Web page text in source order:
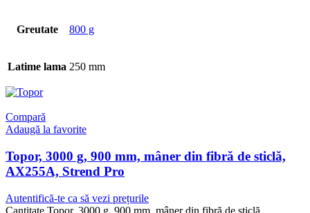
Greutate 800 g
Latime lama 250 mm
Compară
Adaugă la favorite
Topor, 3000 g, 900 mm, mâner din fibră de sticlă,
AX255A, Strend Pro
Autentifică-te ca să vezi prețurile
Cantitate Topor, 3000 g, 900 mm, mâner din fibră de sticlă,